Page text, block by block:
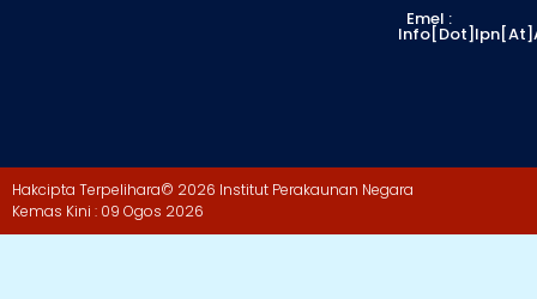
Emel :
Hakcipta Terpelihara© 2026 Institut Perakaunan Negara
Kemas Kini : 09 Ogos 2026